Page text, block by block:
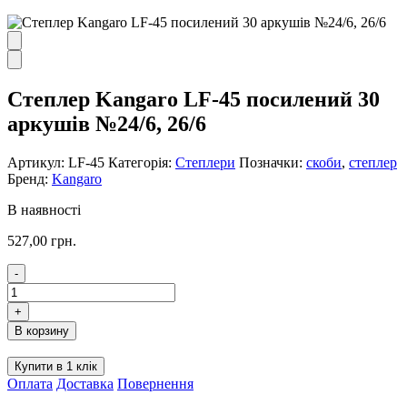
Степлер Kangaro LF-45 посилений 30
аркушів №24/6, 26/6
Артикул: LF-45 Категорія: Степлери Позначки: скоби, степлер
Бренд: Kangaro
В наявності
527,00 грн.
-
Степлер
Kangaro
LF-
45
посилений
30
аркушів
+
В корзину
Купити в 1 клік
Оплата Доставка Повернення